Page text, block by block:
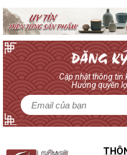
Cập nhật thông tin
Hưởng quyền